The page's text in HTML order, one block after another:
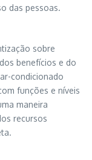
das pessoas.
sobre
benefícios e do
condicionado
funções e níveis
maneira
recursos